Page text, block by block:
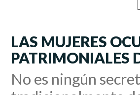
LAS MUJERES
PATRIMONIALES
No es ningún